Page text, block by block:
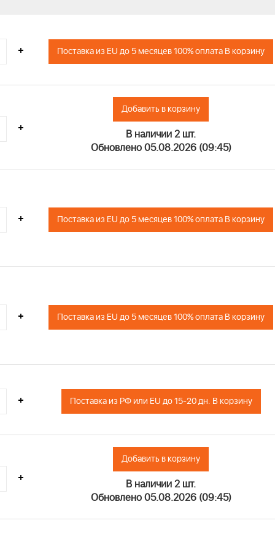
+ Поставка из EU до 5 месяцев 100% оплата В корзину
+
Добавить в корзину
В наличии 2 шт.
Обновлено 05.08.2026 (09:45)
+ Поставка из EU до 5 месяцев 100% оплата В корзину
+ Поставка из EU до 5 месяцев 100% оплата В корзину
+ Поставка из РФ или EU до 15-20 дн. В корзину
+
Добавить в корзину
В наличии 2 шт.
Обновлено 05.08.2026 (09:45)